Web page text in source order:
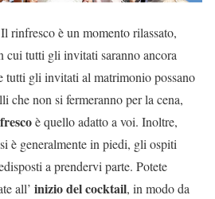
rinfresco è un momento rilassato,
cui tutti gli invitati saranno ancora
tutti gli invitati al matrimonio possano
che non si fermeranno per la cena,
è quello adatto a voi. Inoltre,
è generalmente in piedi, gli ospiti
a prendervi parte. Potete
all’ inizio del cocktail, in modo da